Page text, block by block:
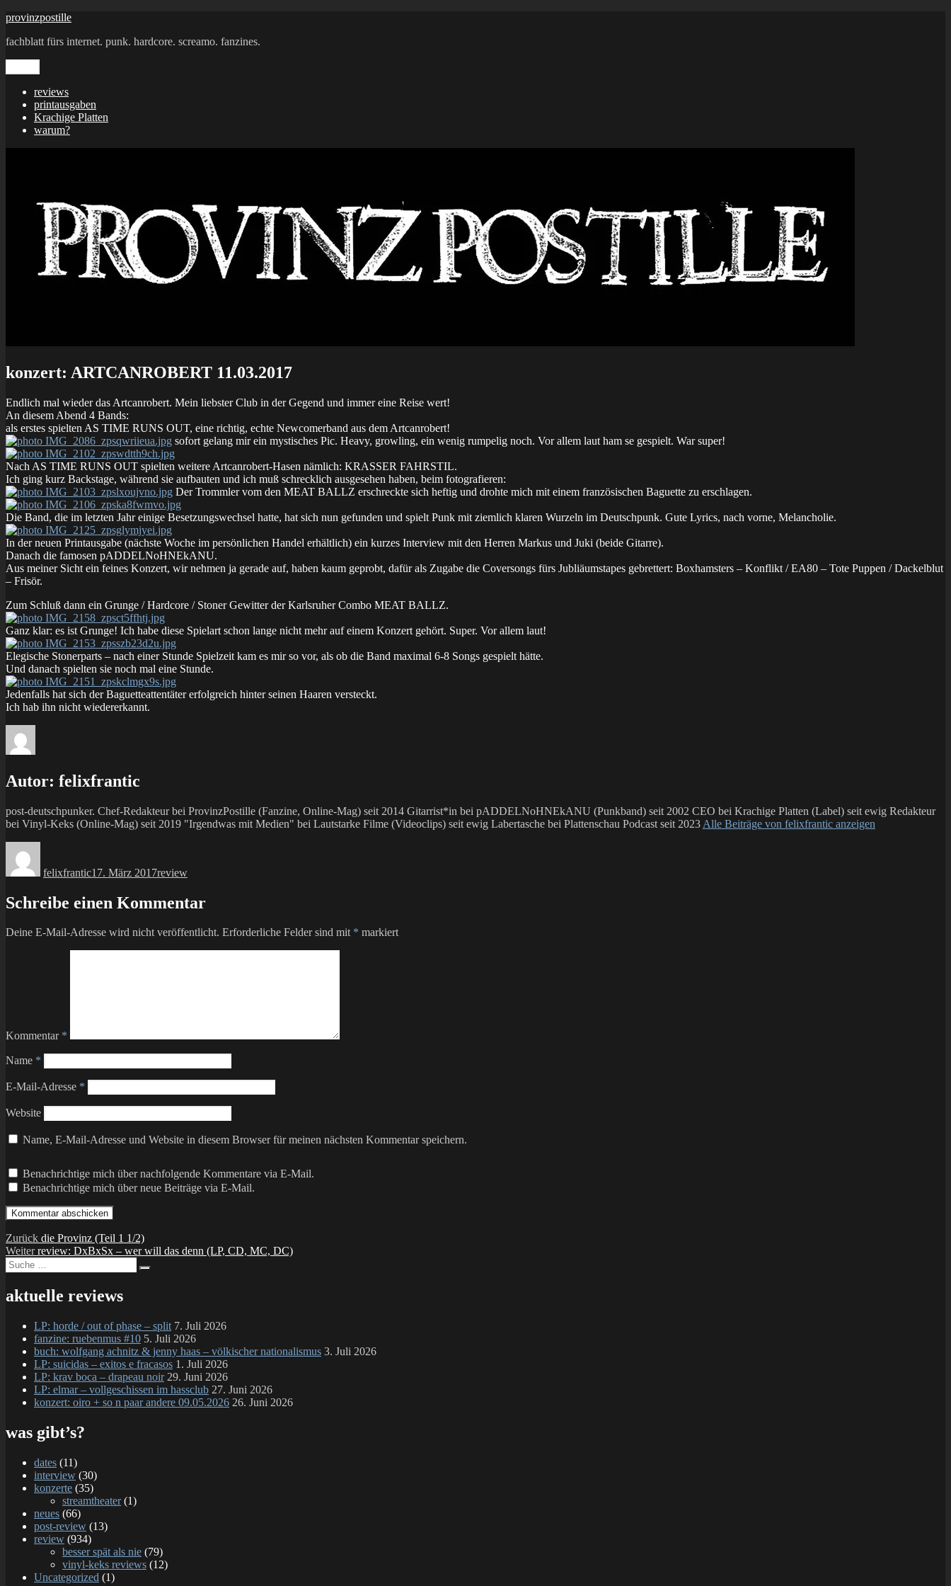
Zum
springen
provinzpostille
fachblatt fürs internet. punk. hardcore. screamo. fanzines.
reviews
printausgaben
Krachige Platten
warum?
konzert: ARTCANROBERT 11.03.2017
Endlich mal wieder das Artcanrobert. Mein liebster Club in der Gegend und immer eine Reise wert!
An diesem Abend 4 Bands:
als erstes spielten AS TIME RUNS OUT, eine richtig, echte Newcomerband aus dem Artcanrobert!
sofort gelang mir ein mystisches Pic. Heavy, growling, ein wenig rumpelig noch. Vor allem laut ham se gespielt. War super!
Nach AS TIME RUNS OUT spielten weitere Artcanrobert-Hasen nämlich: KRASSER FAHRSTIL.
Ich ging kurz Backstage, während sie aufbauten und ich muß schrecklich ausgesehen haben, beim fotografieren:
Der Trommler vom den MEAT BALLZ erschreckte sich heftig und drohte mich mit einem französischen Baguette zu erschlagen.
Die Band, die im letzten Jahr einige Besetzungswechsel hatte, hat sich nun gefunden und spielt Punk mit ziemlich klaren Wurzeln im Deutschpunk. Gute Lyrics, nach vorne, Melancholie.
In der neuen Printausgabe (nächste Woche im persönlichen Handel erhältlich) ein kurzes Interview mit den Herren Markus und Juki (beide Gitarre).
Danach die famosen pADDELNoHNEkANU.
Aus meiner Sicht ein feines Konzert, wir nehmen ja gerade auf, haben kaum geprobt, dafür als Zugabe die Coversongs fürs Jubliäumstapes gebrettert: Boxhamsters – Konflikt / EA80 – Tote Puppen / Dackelblut
– Frisör.
Zum Schluß dann ein Grunge / Hardcore / Stoner Gewitter der Karlsruher Combo MEAT BALLZ.
Ganz klar: es ist Grunge! Ich habe diese Spielart schon lange nicht mehr auf einem Konzert gehört. Super. Vor allem laut!
Elegische Stonerparts – nach einer Stunde Spielzeit kam es mir so vor, als ob die Band maximal 6-8 Songs gespielt hätte.
Und danach spielten sie noch mal eine Stunde.
Jedenfalls hat sich der Baguetteattentäter erfolgreich hinter seinen Haaren versteckt.
Ich hab ihn nicht wiedererkannt.
Autor: felixfrantic
post-deutschpunker. Chef-Redakteur bei ProvinzPostille (Fanzine, Online-Mag) seit 2014 Gitarrist*in bei pADDELNoHNEkANU (Punkband) seit 2002 CEO bei Krachige Platten (Label) seit ewig Redakteur
bei Vinyl-Keks (Online-Mag) seit 2019 "Irgendwas mit Medien" bei Lautstarke Filme (Videoclips) seit ewig Labertasche bei Plattenschau Podcast seit 2023 Alle Beiträge von felixfrantic anzeigen
felixfrantic17. März 2017review
Schreibe einen Kommentar
Deine E-Mail-Adresse wird nicht veröffentlicht. Erforderliche Felder sind mit * markiert
Kommentar *
Name *
E-Mail-Adresse *
Website
Name, E-Mail-Adresse und Website in diesem Browser für meinen nächsten Kommentar speichern.
Benachrichtige mich über nachfolgende Kommentare via E-Mail.
Benachrichtige mich über neue Beiträge via E-Mail.
Beitragsnavigation
Zurück Vorheriger
Beitrag:
die Provinz (Teil 1 1/2)
Weiter Nächster
review: DxBxSx – wer will das denn (LP, CD, MC, DC)
Suche
nach:
aktuelle reviews
LP: horde / out of phase – split 7. Juli 2026
fanzine: ruebenmus #10 5. Juli 2026
buch: wolfgang achnitz & jenny haas – völkischer nationalismus 3. Juli 2026
LP: suicidas – exitos e fracasos 1. Juli 2026
LP: krav boca – drapeau noir 29. Juni 2026
LP: elmar – vollgeschissen im hassclub 27. Juni 2026
konzert: oiro + so n paar andere 09.05.2026 26. Juni 2026
was gibt’s?
dates (11)
interview (30)
konzerte (35)
streamtheater(1)
neues (66)
post-review (13)
review (934)
besser spät als nie (79)
vinyl-keks reviews (12)
Uncategorized (1)